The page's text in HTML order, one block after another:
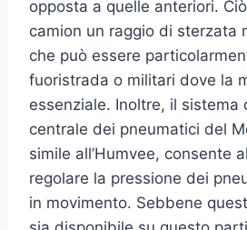
opposta a quelle anteriori.
camion un raggio di sterzata
che può essere
fuoristrada o militari dove la
essenziale. Inoltre, il sistema
centrale dei pneumatici del
simile all’Humvee, consente
regolare la pressione dei
in movimento. Sebbene